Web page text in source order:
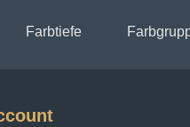
Farbtiefe